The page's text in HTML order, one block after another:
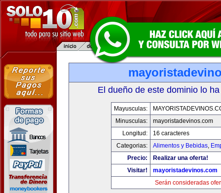
El dueño de este dominio lo
Mayusculas:
Minusculas:
mayoristadevinos.com
Longitud:
16 caracteres
Categorias:
Alimentos y Bebidas,
Precio:
Realizar una oferta!
Visitar!
mayoristadevinos.com
Serán consideradas